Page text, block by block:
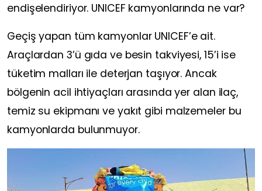
endişelendiriyor. UNICEF kamyonlarında ne var?
Geçiş yapan tüm kamyonlar UNICEF’e ait.
Araçlardan 3’ü gıda ve besin takviyesi, 15’i ise
tüketim malları ile deterjan taşıyor. Ancak
bölgenin acil ihtiyaçları arasında yer alan ilaç,
temiz su ekipmanı ve yakıt gibi malzemeler bu
kamyonlarda bulunmuyor.